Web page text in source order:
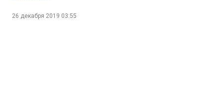
26 декабря 2019 03:55